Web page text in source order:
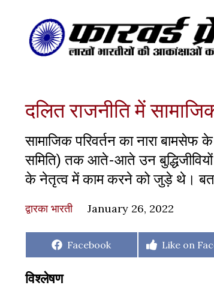
दलित राजनीति में
सामाजिक परिवर्तन का नारा बामसेफ
समिति) तक आते-आते उन बुद्धिजीवियों
के नेतृत्व में काम करने को जुड़े थे। बता
द्वारका भारती January 26, 2022
Share
Facebook
Share
Like on
विश्लेषण